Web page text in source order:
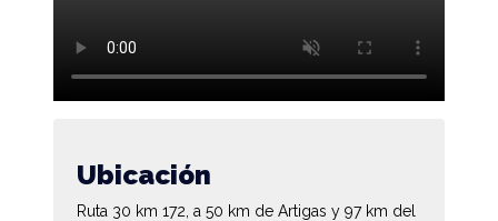
Ubicación
Ruta 30 km 172, a 50 km de Artigas y 97 km del